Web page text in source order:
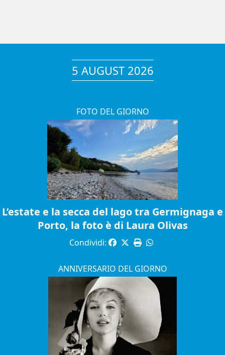
5 AUGUST 2026
FOTO DEL GIORNO
L’estate e la secca del lago tra Germignaga e
Porto, la foto è di Laura Olivas
Condividi:
ANNIVERSARIO DEL GIORNO